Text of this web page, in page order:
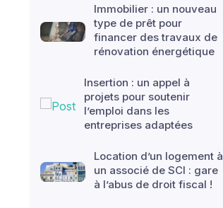
Immobilier : un nouveau
type de prêt pour
financer des travaux de
rénovation énergétique
Insertion : un appel à
projets pour soutenir
l’emploi dans les
entreprises adaptées
Location d’un logement à
un associé de SCI : gare
à l’abus de droit fiscal !